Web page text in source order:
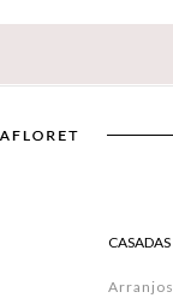
CASADAS